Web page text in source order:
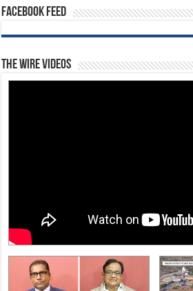
Facebook Feed
The Wire Videos